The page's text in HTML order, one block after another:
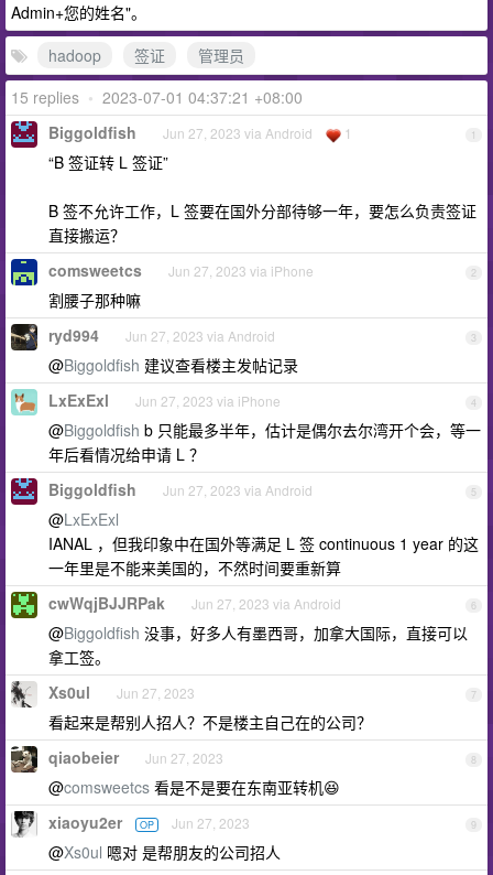
Admin+您的姓名"。
hadoop
签证
管理员
15 replies • 2023-07-01 04:37:21 +08:00
1
Biggoldfish Jun 27, 2023 via Android 1
“B 签证转 L 签证”
B 签不允许工作，L 签要在国外分部待够一年，要怎么负责签证
直接搬运？
2
comsweetcs Jun 27, 2023 via iPhone
割腰子那种嘛
3
ryd994 Jun 27, 2023 via Android
@Biggoldfish 建议查看楼主发帖记录
4
LxExExl Jun 27, 2023 via iPhone
@Biggoldfish b 只能最多半年，估计是偶尔去尔湾开个会，等一
年后看情况给申请 L ？
5
Biggoldfish Jun 27, 2023 via Android
@LxExExl
IANAL ，但我印象中在国外等满足 L 签 continuous 1 year 的这
一年里是不能来美国的，不然时间要重新算
6
cwWqjBJJRPak Jun 27, 2023 via Android
@Biggoldfish 没事，好多人有墨西哥，加拿大国际，直接可以
拿工签。
7
Xs0ul Jun 27, 2023
看起来是帮别人招人？不是楼主自己在的公司？
8
qiaobeier Jun 27, 2023
@comsweetcs 看是不是要在东南亚转机😆
9
xiaoyu2er OP Jun 27, 2023
@Xs0ul 嗯对 是帮朋友的公司招人